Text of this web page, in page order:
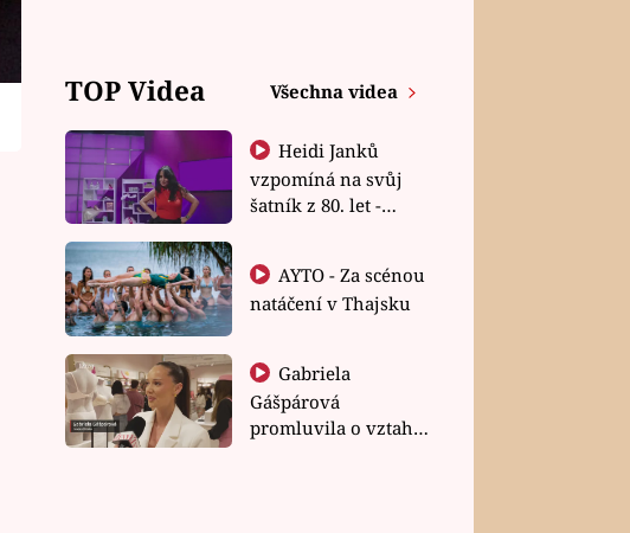
TOP Videa Všechna videa
Heidi Janků
vzpomíná na svůj
šatník z 80. let -
natáčení v Thajsku
Gabriela
Gášpárová
promluvila o vztahu